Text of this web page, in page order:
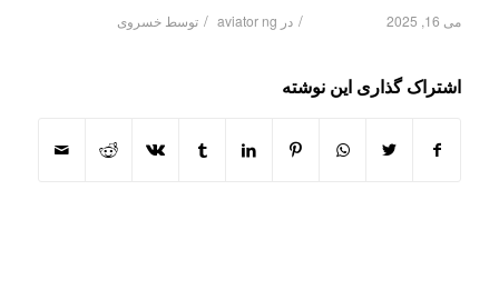
می 16, 2025 / در aviator ng
/ توسطخسروی
اشتراک گذاری این نوشته